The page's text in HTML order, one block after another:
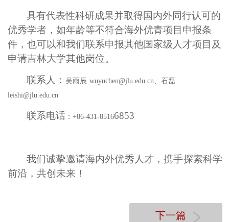
具有代表性科研成果并取得国内外同行认可的
优秀学者，如年龄等不符合海外优青项目申报条
件，也可以和我们联系申报其他国家级人才项目及
申请吉林大学其他岗位。
联系人： 吴雨辰 wuyuchen@jlu.edu.cn、石磊
leishi@jlu.edu.cn
联系电话 ： +86-431-85166853
我们诚挚邀请海内外优秀人才，携手探索科学
前沿，共创未来！
下一篇